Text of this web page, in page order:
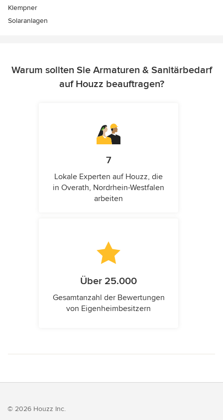
Klempner
Solaranlagen
Warum sollten Sie Armaturen & Sanitärbedarf
auf Houzz beauftragen?
7
Lokale Experten auf Houzz, die
in Overath, Nordrhein-Westfalen
arbeiten
Über 25.000
Gesamtanzahl der Bewertungen
von Eigenheimbesitzern
© 2026 Houzz Inc.